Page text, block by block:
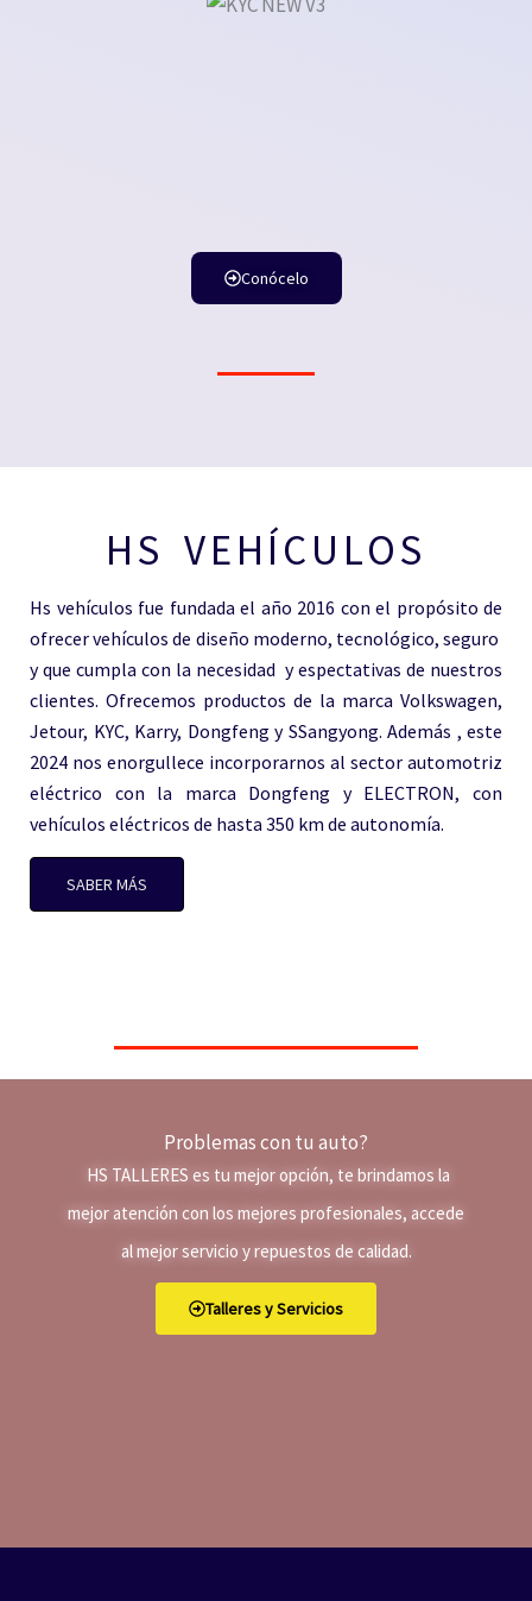
Conócelo
HS VEHÍCULOS
Hs vehículos fue fundada el año 2016 con el propósito de
ofrecer vehículos de diseño moderno, tecnológico, seguro
y que cumpla con la necesidad y espectativas de nuestros
clientes. Ofrecemos productos de la marca Volkswagen,
Jetour, KYC, Karry, Dongfeng y SSangyong. Además , este
2024 nos enorgullece incorporarnos al sector automotriz
eléctrico con la marca Dongfeng y ELECTRON, con
vehículos eléctricos de hasta 350 km de autonomía.
SABER MÁS
Problemas con tu auto?
HS TALLERES es tu mejor opción, te brindamos la
mejor atención con los mejores profesionales, accede
al mejor servicio y repuestos de calidad.
Talleres y Servicios